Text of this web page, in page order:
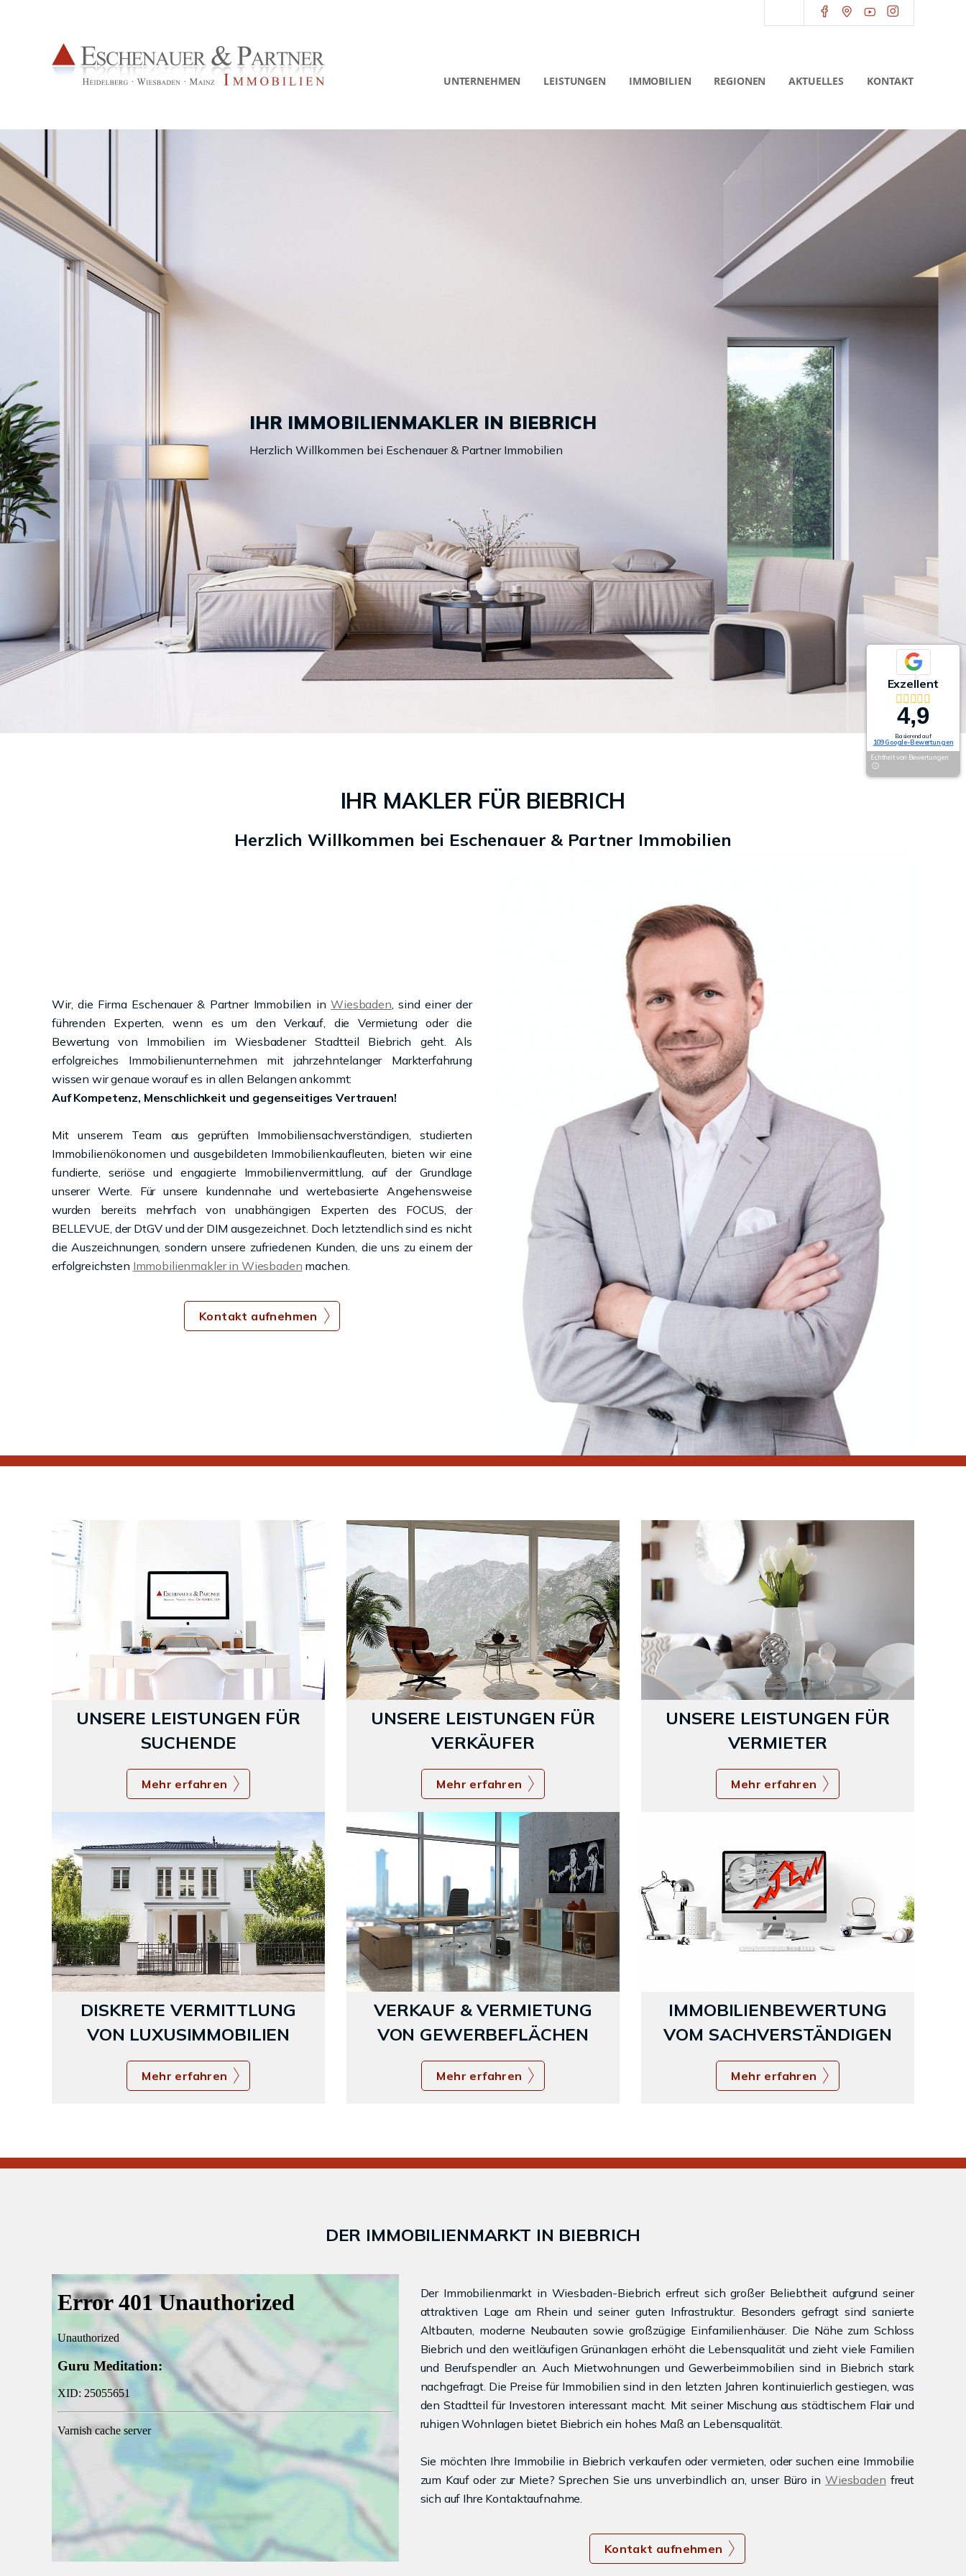
UNTERNEHMEN LEISTUNGEN IMMOBILIEN REGIONEN AKTUELLES KONTAKT
IHR IMMOBILIENMAKLER IN BIEBRICH
Herzlich Willkommen bei Eschenauer & Partner Immobilien
IHR MAKLER FÜR BIEBRICH
Herzlich Willkommen bei Eschenauer & Partner Immobilien
Wir, die Firma Eschenauer & Partner Immobilien inWiesbaden , sind einer der
führenden Experten, wenn es um den Verkauf, die Vermietung oder die
Bewertung von Immobilien im Wiesbadener Stadtteil Biebrich geht. Als
erfolgreiches Immobilienunternehmen mit jahrzehntelanger Markterfahrung
wissen wir genaue worauf es in allen Belangen ankommt:
Auf Kompetenz, Menschlichkeit und gegenseitiges Vertrauen!
Mit unserem Team aus geprüften Immobiliensachverständigen, studierten
Immobilienökonomen und ausgebildeten Immobilienkaufleuten, bieten wir eine
fundierte, seriöse und engagierte Immobilienvermittlung, auf der Grundlage
unserer Werte. Für unsere kundennahe und wertebasierte Angehensweise
wurden bereits mehrfach von unabhängigen Experten des FOCUS, der
BELLEVUE, der DtGV und der DIM ausgezeichnet. Doch letztendlich sind es nicht
die Auszeichnungen, sondern unsere zufriedenen Kunden, die uns zu einem der
erfolgreichsten Immobilienmakler in Wiesbaden machen.
Kontakt aufnehmen
UNSERE LEISTUNGEN FÜR
SUCHENDE
Mehr erfahren
UNSERE LEISTUNGEN FÜR
VERKÄUFER
Mehr erfahren
UNSERE LEISTUNGEN FÜR
VERMIETER
Mehr erfahren
DISKRETE VERMITTLUNG
VON LUXUSIMMOBILIEN
Mehr erfahren
VERKAUF & VERMIETUNG
VON GEWERBEFLÄCHEN
Mehr erfahren
IMMOBILIENBEWERTUNG
VOM SACHVERSTÄNDIGEN
Mehr erfahren
DER IMMOBILIENMARKT IN BIEBRICH
Der Immobilienmarkt in Wiesbaden-Biebrich erfreut sich großer Beliebtheit aufgrund seiner
attraktiven Lage am Rhein und seiner guten Infrastruktur. Besonders gefragt sind sanierte
Altbauten, moderne Neubauten sowie großzügige Einfamilienhäuser. Die Nähe zum Schloss
Biebrich und den weitläufigen Grünanlagen erhöht die Lebensqualität und zieht viele Familien
und Berufspendler an. Auch Mietwohnungen und Gewerbeimmobilien sind in Biebrich stark
nachgefragt. Die Preise für Immobilien sind in den letzten Jahren kontinuierlich gestiegen, was
den Stadtteil für Investoren interessant macht. Mit seiner Mischung aus städtischem Flair und
ruhigen Wohnlagen bietet Biebrich ein hohes Maß an Lebensqualität.
Sie möchten Ihre Immobilie in Biebrich verkaufen oder vermieten, oder suchen eine Immobilie
zum Kauf oder zur Miete? Sprechen Sie uns unverbindlich an, unser Büro inWiesbaden freut
sich auf Ihre Kontaktaufnahme.
Kontakt aufnehmen
Exzellent
4,9
Basierend auf
109 Google-Bewertungen
Echtheit von Bewertungen